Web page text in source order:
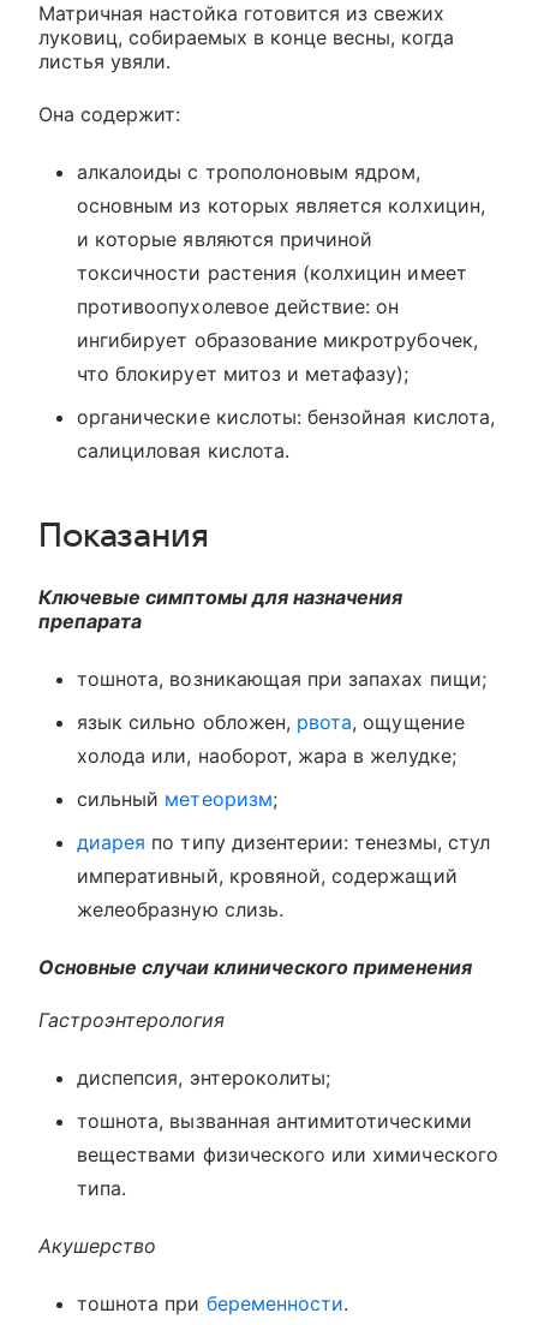
Матричная настойка готовится из свежих
луковиц, собираемых в конце весны, когда
листья увяли.
Она содержит:
алкалоиды с трополоновым ядром,
основным из которых является колхицин,
и которые являются причиной
токсичности растения (колхицин имеет
противоопухолевое действие: он
ингибирует образование микротрубочек,
что блокирует митоз и метафазу);
органические кислоты: бензойная кислота,
салициловая кислота.
Показания
Ключевые симптомы для назначения
препарата
тошнота, возникающая при запахах пищи;
язык сильно обложен, рвота, ощущение
холода или, наоборот, жара в желудке;
сильный метеоризм;
диарея по типу дизентерии: тенезмы, стул
императивный, кровяной, содержащий
желеобразную слизь.
Основные случаи клинического применения
Гастроэнтерология
диспепсия, энтероколиты;
тошнота, вызванная антимитотическими
веществами физического или химического
типа.
Акушерство
тошнота при беременности.